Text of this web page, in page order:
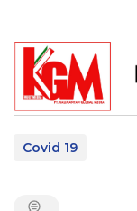
Covid 19